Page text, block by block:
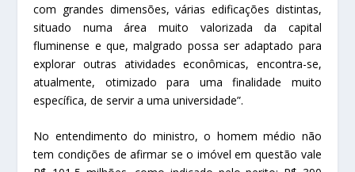
com grandes dimensões, várias edificações distintas,
situado numa área muito valorizada da capital
fluminense e que, malgrado possa ser adaptado para
explorar outras atividades econômicas, encontra-se,
atualmente, otimizado para uma finalidade muito
específica, de servir a uma universidade”.
No entendimento do ministro, o homem médio não
tem condições de afirmar se o imóvel em questão vale